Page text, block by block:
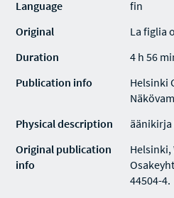
Language
fin
Original
La figlia
Duration
4 h 56
Publication info
Helsinki
Physical description
äänikirja
Original publication
info
44504-4.